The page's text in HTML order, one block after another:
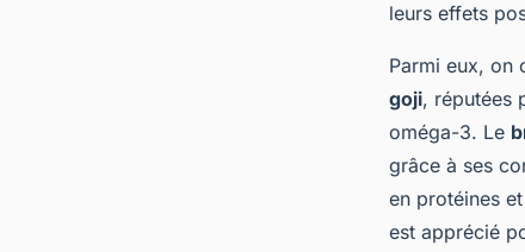
leurs effets
Parmi eux, on
goji, réputées
oméga-3. Le
grâce à ses
en protéines
est apprécié